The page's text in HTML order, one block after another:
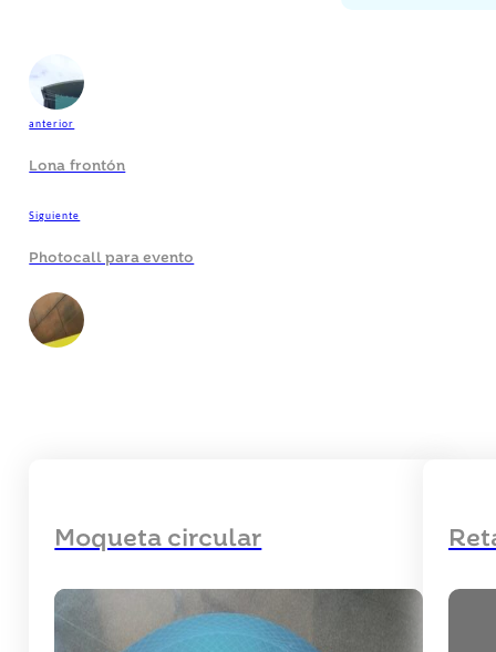
anterior
Lona frontón
Siguiente
Photocall para evento
Moqueta circular